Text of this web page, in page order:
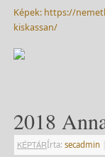
Képek: https://
kiskassan/
2018
KÉPTÁRÍrta: secadmin